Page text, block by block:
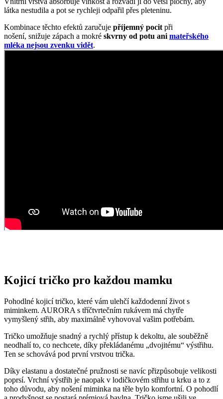
látka nestudila a pot se rychleji odpařil přes pleteninu.
Kombinace těchto efektů zaručuje příjemný pocit při
nošení, snižuje zápach a mokré skvrny od potu ani mateřského
mléka nejsou zvenku vidět.
Kojicí tričko pro každou mamku
Pohodlné kojicí tričko, které vám ulehčí každodenní život s
miminkem. AURORA s tříčtvrtečním rukávem má chytře
vymyšlený střih, aby maximálně vyhovoval vašim potřebám.
Tričko umožňuje snadný a rychlý přístup k dekoltu, ale souběžně
neodhalí to, co nechcete, díky překládanému „dvojitému“ výstřihu.
Ten se schovává pod první vrstvou trička.
Díky elastanu a dostatečné pružnosti se navíc přizpůsobuje velikosti
poprsí. Vrchní výstřih je naopak v lodičkovém střihu u krku a to z
toho důvodu, aby nošení miminka na těle bylo komfortní. O pohodlí